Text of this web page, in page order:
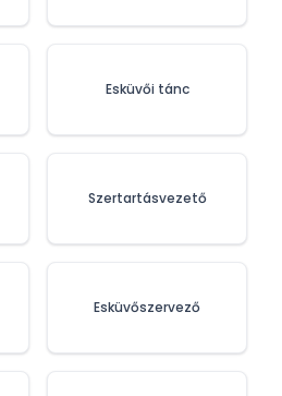
Esküvői tánc
Szertartásvezető
Esküvőszervező